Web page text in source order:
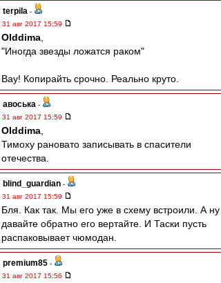
terpila -
31 авг 2017 15:59
Olddima
"Иногда звезды ложатся раком"
Вау! Копирайть срочно. Реально круто.
авоська -
31 авг 2017 15:59
Olddima
Тимоху рановато записывать в спасители
отечества.
blind_guardian -
31 авг 2017 15:59
Бля. Как так. Мы его уже в схему встроили. А ну
давайте обратно его вертайте. И Таски пусть
распаковывает чюмодан.
premium85 -
31 авг 2017 15:56